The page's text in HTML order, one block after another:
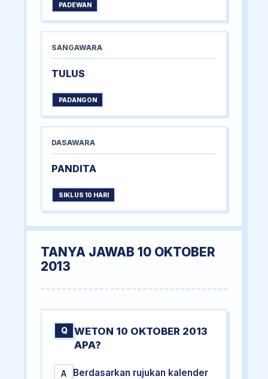
PADEWAN
SANGAWARA
TULUS
PADANGON
DASAWARA
PANDITA
SIKLUS 10 HARI
TANYA JAWAB 10 OKTOBER
2013
Q
WETON 10 OKTOBER 2013
APA?
A
Berdasarkan rujukan kalender